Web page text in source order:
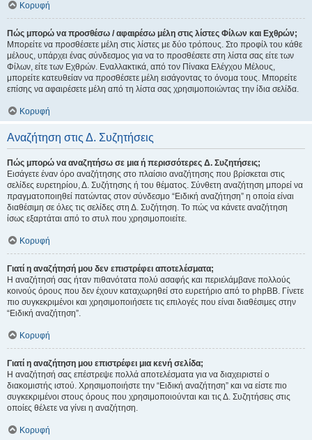
Κορυφή
Πώς μπορώ να προσθέσω / αφαιρέσω μέλη στις λίστες Φίλων και Εχθρών;
Μπορείτε να προσθέσετε μέλη στις λίστες με δύο τρόπους. Στο προφίλ του κάθε
μέλους, υπάρχει ένας σύνδεσμος για να το προσθέσετε στη λίστα σας είτε των
Φίλων, είτε των Εχθρών. Εναλλακτικά, από τον Πίνακα Ελέγχου Μέλους,
μπορείτε κατευθείαν να προσθέσετε μέλη εισάγοντας το όνομα τους. Μπορείτε
επίσης να αφαιρέσετε μέλη από τη λίστα σας χρησιμοποιώντας την ίδια σελίδα.
Κορυφή
Αναζήτηση στις Δ. Συζητήσεις
Πώς μπορώ να αναζητήσω σε μια ή περισσότερες Δ. Συζητήσεις;
Εισάγετε έναν όρο αναζήτησης στο πλαίσιο αναζήτησης που βρίσκεται στις
σελίδες ευρετηρίου, Δ. Συζήτησης ή του θέματος. Σύνθετη αναζήτηση μπορεί να
πραγματοποιηθεί πατώντας στον σύνδεσμο “Ειδική αναζήτηση” η οποία είναι
διαθέσιμη σε όλες τις σελίδες στη Δ. Συζήτηση. Το πώς να κάνετε αναζήτηση
ίσως εξαρτάται από το στυλ που χρησιμοποιείτε.
Κορυφή
Γιατί η αναζήτησή μου δεν επιστρέφει αποτελέσματα;
Η αναζήτησή σας ήταν πιθανότατα πολύ ασαφής και περιελάμβανε πολλούς
κοινούς όρους που δεν έχουν καταχωρηθεί στο ευρετήριο από το phpBB. Γίνετε
πιο συγκεκριμένοι και χρησιμοποιήσετε τις επιλογές που είναι διαθέσιμες στην
“Ειδική αναζήτηση”.
Κορυφή
Γιατί η αναζήτηση μου επιστρέφει μια κενή σελίδα;
Η αναζήτησή σας επέστρεψε πολλά αποτελέσματα για να διαχειριστεί ο
διακομιστής ιστού. Χρησιμοποιήστε την “Ειδική αναζήτηση” και να είστε πιο
συγκεκριμένοι στους όρους που χρησιμοποιούνται και τις Δ. Συζητήσεις στις
οποίες θέλετε να γίνει η αναζήτηση.
Κορυφή